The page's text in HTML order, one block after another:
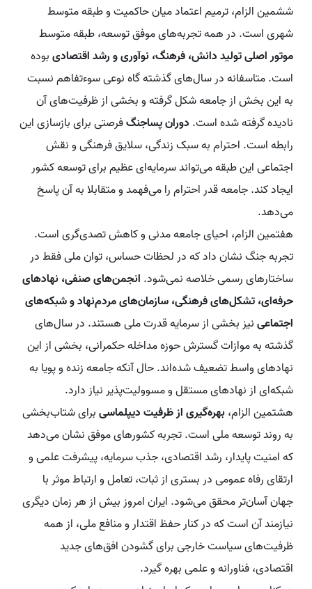
ششمین الزام، ترمیم اعتماد میان حاکمیت و طبقه متوسط
شهری است. در همه تجربه‌های موفق توسعه، طبقه متوسط
موتور اصلی تولید دانش، فرهنگ، نوآوری و رشد اقتصادیبوده
است. متاسفانه در سال‌های گذشته گاه نوعی سوءتفاهم نسبت
به این بخش از جامعه شکل گرفته و بخشی از ظرفیت‌های آن
نادیده گرفته شده است. دوران پساجنگفرصتی برای بازسازی این
رابطه است. احترام به سبک زندگی، سلایق فرهنگی و نقش
اجتماعی این طبقه می‌تواند سرمایه‌ای عظیم برای توسعه کشور
ایجاد کند. جامعه قدر احترام را می‌فهمد و متقابلا به آن پاسخ
می‌دهد.
هفتمین الزام، احیای جامعه مدنی و کاهش تصدی‌گری است.
تجربه جنگ نشان داد که در لحظات حساس، توان ملی فقط در
ساختارهای رسمی خلاصه نمی‌شود. انجمن‌های صنفی، نهادهای
حرفه‌ای، تشکل‌های فرهنگی، سازمان‌های مردم‌نهاد و شبکه‌های
اجتماعینیز بخشی از سرمایه قدرت ملی هستند. در سال‌های
گذشته به موازات گسترش حوزه مداخله حکمرانی، بخشی از این
نهادهای واسط تضعیف شده‌اند. حال آنکه جامعه زنده و پویا به
شبکه‌ای از نهادهای مستقل و مسوولیت‌پذیر نیاز دارد.
هشتمین الزام،بهره‌گیری از ظرفیت دیپلماسیبرای شتاب‌بخشی
به روند توسعه ملی است. تجربه کشورهای موفق نشان می‌دهد
که امنیت پایدار، رشد اقتصادی، جذب سرمایه، پیشرفت علمی و
ارتقای رفاه عمومی در بستری از ثبات، تعامل و ارتباط موثر با
جهان آسان‌تر محقق می‌شود. ایران امروز بیش از هر زمان دیگری
نیازمند آن است که در کنار حفظ اقتدار و منافع ملی، از همه
ظرفیت‌های سیاست خارجی برای گشودن افق‌های جدید
اقتصادی، فناورانه و علمی بهره گیرد.